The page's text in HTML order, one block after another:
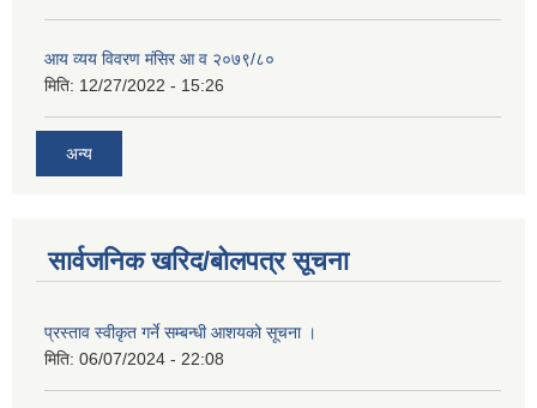
आय व्यय विवरण मंसिर आ व २०७९/८०
मिति: 12/27/2022 - 15:26
अन्य
सार्वजनिक खरिद/बोलपत्र सूचना
प्रस्ताव स्वीकृत गर्ने सम्बन्धी आशयको सूचना ।
मिति: 06/07/2024 - 22:08